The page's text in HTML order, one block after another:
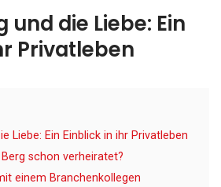
und die Liebe: Ein
Privatleben
Liebe: Ein Einblick in ihr Privatleben
schon verheiratet?
einem Branchenkollegen